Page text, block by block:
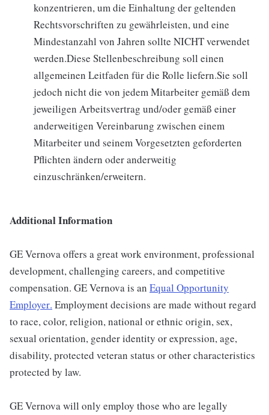
konzentrieren, um die Einhaltung der geltenden
Rechtsvorschriften zu gewährleisten, und eine
Mindestanzahl von Jahren sollte NICHT verwendet
werden.Diese Stellenbeschreibung soll einen
allgemeinen Leitfaden für die Rolle liefern.Sie soll
jedoch nicht die von jedem Mitarbeiter gemäß dem
jeweiligen Arbeitsvertrag und/oder gemäß einer
anderweitigen Vereinbarung zwischen einem
Mitarbeiter und seinem Vorgesetzten geforderten
Pflichten ändern oder anderweitig
einzuschränken/erweitern.
Additional Information
GE Vernova offers a great work environment, professional
development, challenging careers, and competitive
compensation. GE Vernova is an Equal Opportunity
Employer. Employment decisions are made without regard
to race, color, religion, national or ethnic origin, sex,
sexual orientation, gender identity or expression, age,
disability, protected veteran status or other characteristics
protected by law.
GE Vernova will only employ those who are legally